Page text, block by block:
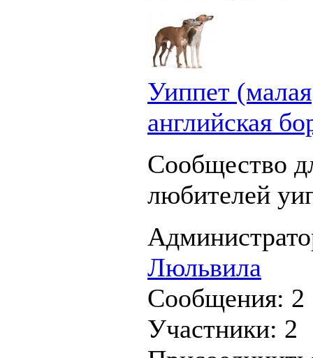
Уиппет (малая
английская
Сообщество
любителей
Люльвила
Сообщения: 2
Участники: 2